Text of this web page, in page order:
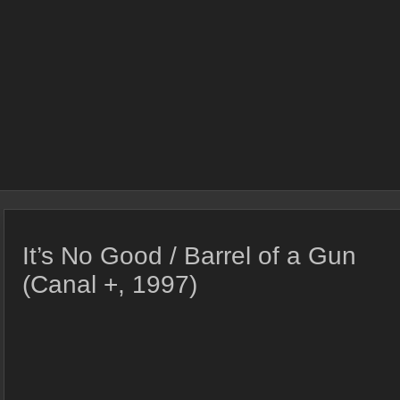
It’s No Good / Barrel of a Gun
(Canal +, 1997)